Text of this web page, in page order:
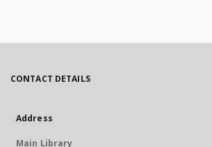
CONTACT DETAILS
Address
Main Library